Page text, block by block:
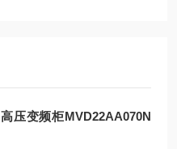
高压变频柜MVD22AA070N